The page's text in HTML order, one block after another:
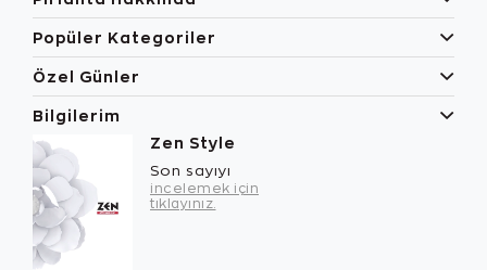
Popüler Kategoriler
Özel Günler
Bilgilerim
Zen Style
Son sayıyı
incelemek için
tıklayınız.